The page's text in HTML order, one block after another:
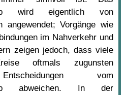
wird eigentlich von
angewendet; Vorgänge wie
im Nahverkehr und
zeigen jedoch, dass viele
oftmals zugunsten
vom
abweichen. In der